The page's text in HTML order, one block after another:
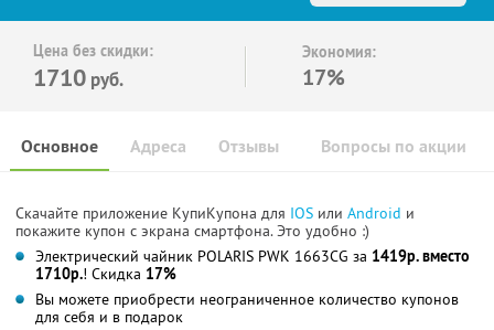
Цена без скидки:
1710 руб.
Экономия:
17%
Основное Отзывы Вопросы по акции
Адреса
Скачайте приложение КупиКупона для IOS или Android и
покажите купон с экрана смартфона. Это удобно :)
Электрический чайник POLARIS PWK 1663CG за 1419р. вместо
1710р.! Скидка 17%
Вы можете приобрести неограниченное количество купонов
для себя и в подарок